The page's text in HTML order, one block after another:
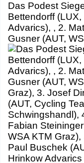
Das Podest
Bettendorff
Advarics), , 2.
Gusner (AUT,
Graz), 3. Josef
(AUT, Cycling
Schwingshandl),
Fabian
WSA KTM Graz),
Paul Buschek
Hrinkow Advarics
Cycleang
ASVÖ -
Kriterium Steyr,
Elite, ÖRV,